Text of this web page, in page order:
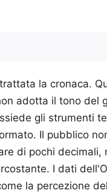
la cronaca.
adotta il tono del
gli strumenti
Il pubblico
di pochi decimali,
I dati
la percezione